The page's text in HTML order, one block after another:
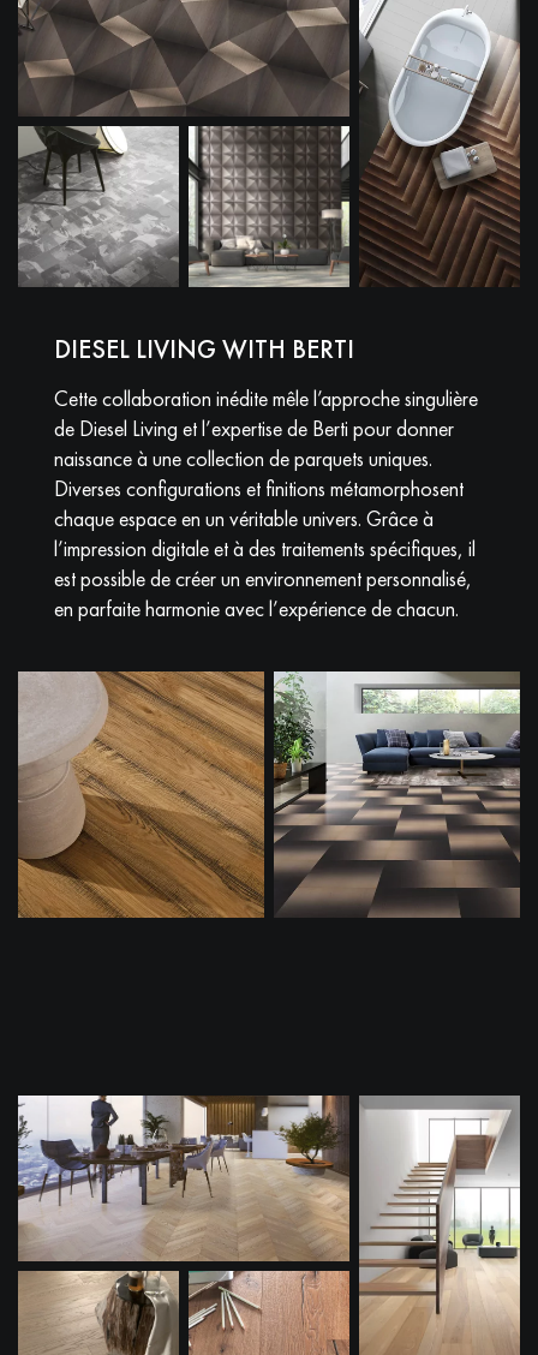
DIESEL LIVING WITH BERTI
Cette collaboration inédite mêle l’approche singulière
de Diesel Living et l’expertise de Berti pour donner
naissance à une collection de parquets uniques.
Diverses configurations et finitions métamorphosent
chaque espace en un véritable univers. Grâce à
l’impression digitale et à des traitements spécifiques, il
est possible de créer un environnement personnalisé,
en parfaite harmonie avec l’expérience de chacun.